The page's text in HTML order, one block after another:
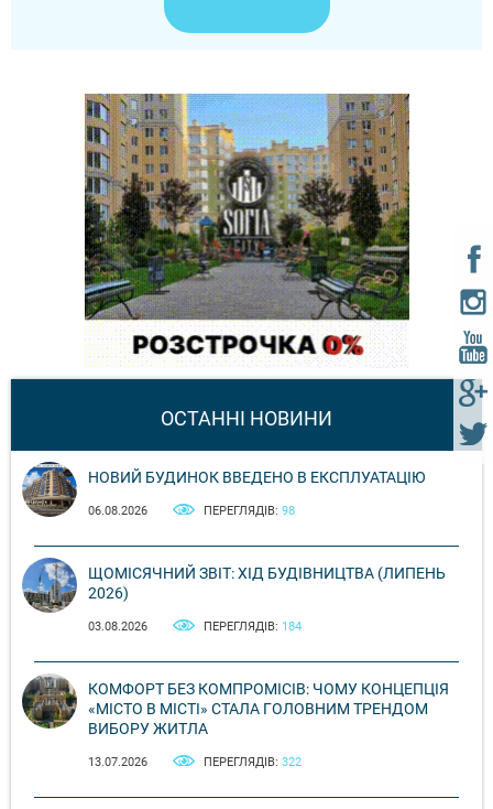
ОСТАННІ НОВИНИ
НОВИЙ БУДИНОК ВВЕДЕНО В ЕКСПЛУАТАЦІЮ
06.08.2026 ПЕРЕГЛЯДІВ: 98
ЩОМІСЯЧНИЙ ЗВІТ: ХІД БУДІВНИЦТВА (ЛИПЕНЬ
2026)
03.08.2026 ПЕРЕГЛЯДІВ: 184
КОМФОРТ БЕЗ КОМПРОМІСІВ: ЧОМУ КОНЦЕПЦІЯ
«МІСТО В МІСТІ» СТАЛА ГОЛОВНИМ ТРЕНДОМ
ВИБОРУ ЖИТЛА
13.07.2026 ПЕРЕГЛЯДІВ: 322